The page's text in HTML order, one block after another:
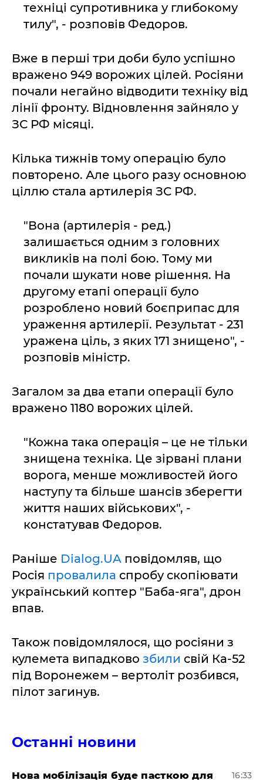
техніці супротивника у глибокому
тилу", - розповів Федоров.
Вже в перші три доби було успішно
вражено 949 ворожих цілей. Росіяни
почали негайно відводити техніку від
лінії фронту. Відновлення зайняло у
ЗС РФ місяці.
Кілька тижнів тому операцію було
повторено. Але цього разу основною
ціллю стала артилерія ЗС РФ.
"Вона (артилерія - ред.)
залишається одним з головних
викликів на полі бою. Тому ми
почали шукати нове рішення. На
другому етапі операції було
розроблено новий боєприпас для
ураження артилерії. Результат - 231
уражена ціль, з яких 171 знищено", -
розповів міністр.
Загалом за два етапи операції було
вражено 1180 ворожих цілей.
"Кожна така операція – це не тільки
знищена техніка. Це зірвані плани
ворога, менше можливостей його
наступу та більше шансів зберегти
життя наших військових", -
констатував Федоров.
Раніше Dialog.UA повідомляв, що
Росія провалила спробу скопіювати
український коптер "Баба-яга", дрон
впав.
Також повідомлялося, що росіяни з
кулемета випадково збили свій Ка-52
під Воронежем – вертоліт розбився,
пілот загинув.
Останні новини
Нова мобілізація буде пасткою для 16:33